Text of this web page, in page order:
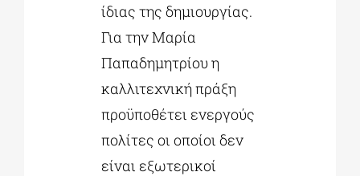
ίδιας της δημιουργίας.
Για την Μαρία
Παπαδημητρίου η
καλλιτεχνική πράξη
προϋποθέτει ενεργούς
πολίτες οι οποίοι δεν
είναι εξωτερικοί